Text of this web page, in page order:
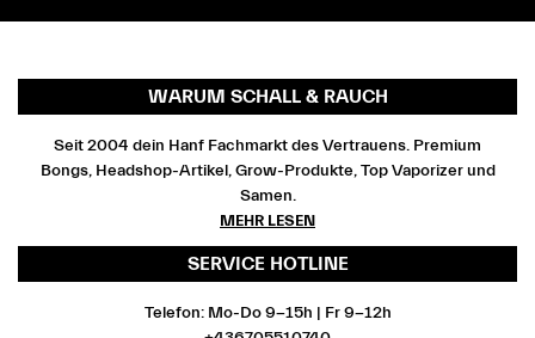
WARUM SCHALL & RAUCH
Seit 2004 dein Hanf Fachmarkt des Vertrauens. Premium
Bongs, Headshop-Artikel, Grow-Produkte, Top Vaporizer und
Samen.
MEHR LESEN
SERVICE HOTLINE
Telefon: Mo-Do 9-15h | Fr 9-12h